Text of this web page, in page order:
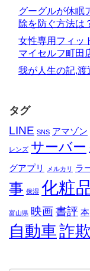
グーグルが休眠
除を防ぐ方法は
女性専用フィッ
マイセルフ町田
我が人生の記,
タグ
LINE SNS アマゾン
レンズ サーバー
グアプリ
メルカリ ラ
事 保湿 化粧
富山県 映画書評 本
自動車詐欺